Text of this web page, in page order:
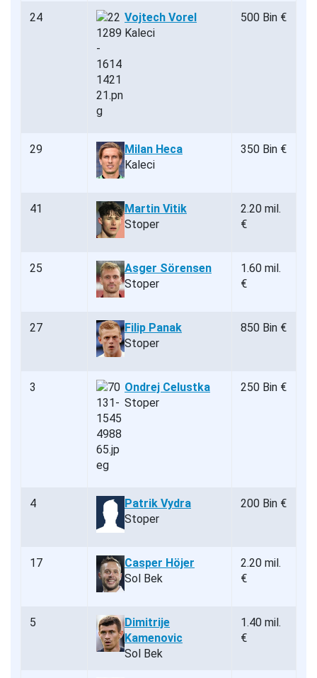
24
Vojtech Vorel
Kaleci
500 Bin €
29
Milan Heca
Kaleci
350 Bin €
41
Martin Vitik
Stoper
2.20 mil.
€
25
Asger Sörensen
Stoper
1.60 mil.
€
27
Filip Panak
Stoper
850 Bin €
3
Ondrej Celustka
Stoper
250 Bin €
4
Patrik Vydra
Stoper
200 Bin €
17
Casper Höjer
Sol Bek
2.20 mil.
€
5
Dimitrije
Kamenovic
Sol Bek
1.40 mil.
€